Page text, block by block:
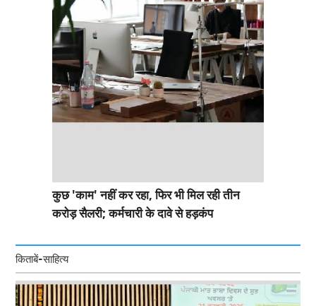
कुछ 'काम' नहीं कर रहा, फिर भी मिल रही तीन
करोड़ सैलरी; कर्मचारी के दावे से हड़कंप
किताबें-साहित्य